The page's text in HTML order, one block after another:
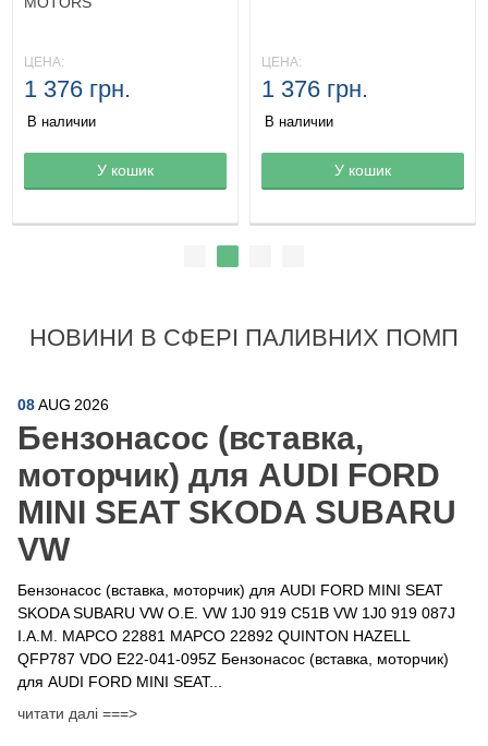
Товар в корзине
ЦЕНА:
1 376 грн.
В наличии
У кошик Товар в корзине
ЦЕНА:
1 376 грн.
В наличии
У кошик
НОВИНИ В СФЕРІ ПАЛИВНИХ ПОМП
08AUG 2026
Бензонасос (вставка,
моторчик) для AUDI FORD
MINI SEAT SKODA SUBARU
VW
Бензонасос (вставка, моторчик) для AUDI FORD MINI SEAT
SKODA SUBARU VW O.E. VW 1J0 919 C51B VW 1J0 919 087J
I.A.M. MAPCO 22881 MAPCO 22892 QUINTON HAZELL
QFP787 VDO E22-041-095Z Бензонасос (вставка, моторчик)
для AUDI FORD MINI SEAT...
читати далі ===>